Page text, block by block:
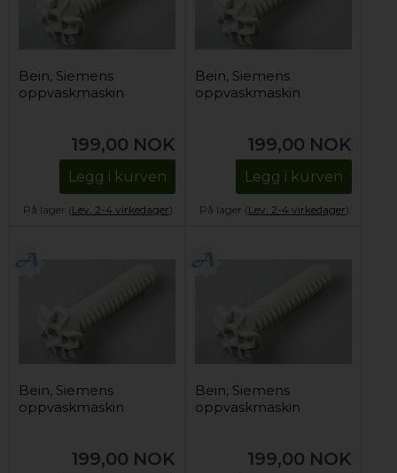
Bein, Siemens
oppvaskmaskin
199,00 NOK
Legg i kurven
På lager (Lev. 2-4 virkedager).
Bein, Siemens
oppvaskmaskin
199,00 NOK
Legg i kurven
På lager (Lev. 2-4 virkedager).
Bein, Siemens
oppvaskmaskin
199,00 NOK
Bein, Siemens
oppvaskmaskin
199,00 NOK